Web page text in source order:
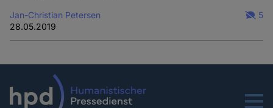
Jan-Christian Petersen
28.05.2019
5
Menu